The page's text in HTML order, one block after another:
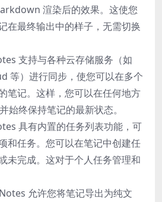
渲染后的效果。这使您
在最终输出中的样子，无需切换
支持与各种云存储服务（如
等）进行同步，使您可以在多个
笔记。这样，您可以在任何地方
终保持笔记的最新状态。
具有内置的任务列表功能，可
和任务。您可以在笔记中创建任
未完成。这对于个人任务管理和
允许您将笔记导出为纯文